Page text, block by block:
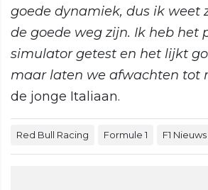
goede dynamiek, dus ik weet
de goede weg zijn. Ik heb het
simulator getest en het lijkt
maar laten we afwachten tot
de jonge Italiaan.
Red Bull Racing Formule 1 F1 Nieuws